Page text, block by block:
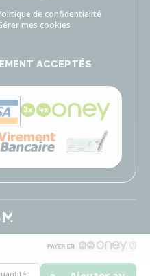
de confidentialité
mes cookies
ACCEPTÉS